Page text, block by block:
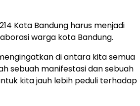
Kota Bandung harus menjadi
warga kota Bandung.
di antara kita semua
sebuah manifestasi dan sebuah
kita jauh lebih peduli terhadap